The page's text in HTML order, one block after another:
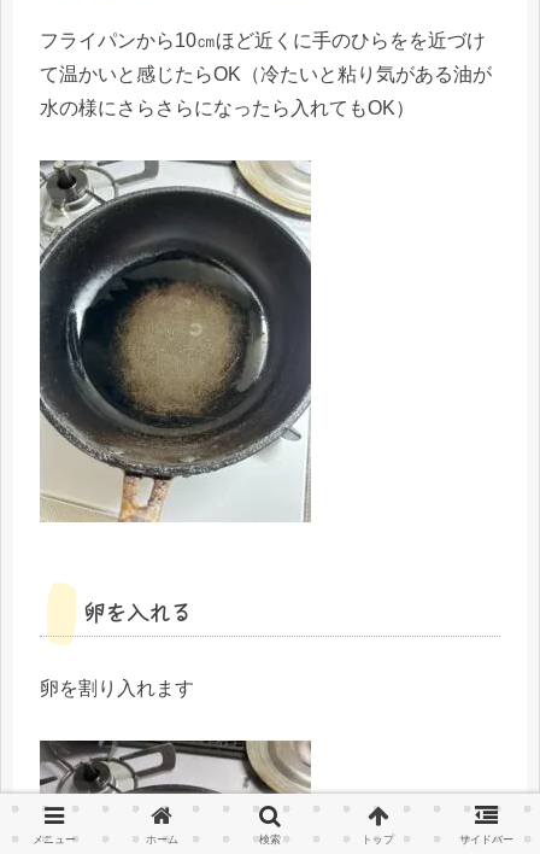
フライパンから10㎝ほど近くに手のひらをを近づけ
て温かいと感じたらOK（冷たいと粘り気がある油が
水の様にさらさらになったら入れてもOK）
卵を入れる
卵を割り入れます
メニュー ホーム 検索 トップ サイドバー